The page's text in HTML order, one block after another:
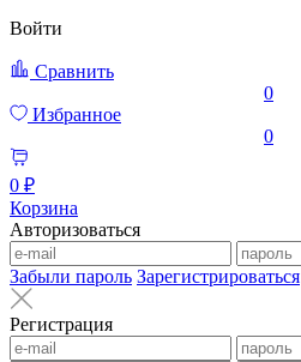
Войти
Сравнить
0
Избранное
0
0 ₽
Корзина
Авторизоваться
Забыли пароль Зарегистрироваться
Регистрация